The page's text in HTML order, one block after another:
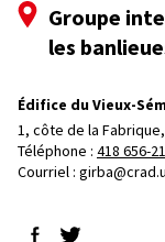
Groupe
les
Édifice du Vieux-
1, côte de la Fabrique,
Téléphone : 418 656-
Courriel :
Suivez-nous sur
Suivez-nous